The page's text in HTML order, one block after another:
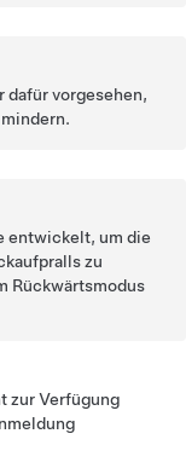
dafür vorgesehen,
entwickelt, um die
zu
Rückwärtsmodus
zur Verfügung